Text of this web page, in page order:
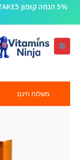
משלוח חינם